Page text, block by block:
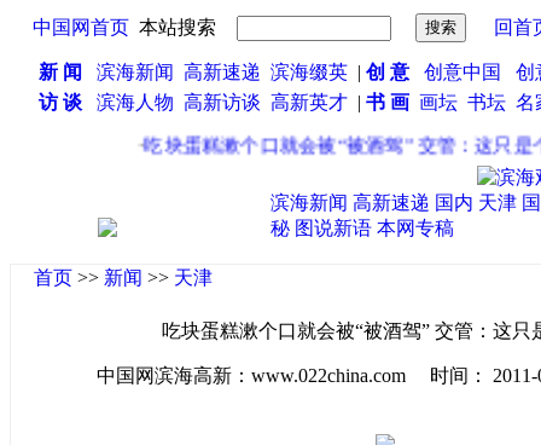
中国网首页 本站搜索 回首
新 闻 滨海新闻 高新速递 滨海缀英| 创 意 创意中国
创
访 谈
滨海人物 高新访谈 高新英才 | 书 画 画坛 书坛 名
吃块蛋糕漱个口就会被“被酒驾” 交管：这只是个
滨海新闻 高新速递 国内 天津
秘 图说新语 本网专稿
首页 >> 新闻 >> 天津
吃块蛋糕漱个口就会被“被酒驾” 交管：这只
中国网滨海高新：www.022china.com 时间： 2011-